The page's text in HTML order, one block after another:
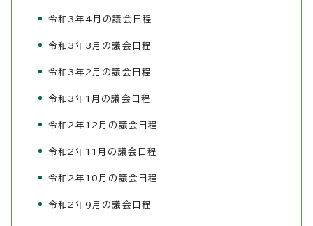
令和3年4月の議会日程
令和3年3月の議会日程
令和3年2月の議会日程
令和3年1月の議会日程
令和2年12月の議会日程
令和2年11月の議会日程
令和2年10月の議会日程
令和2年9月の議会日程